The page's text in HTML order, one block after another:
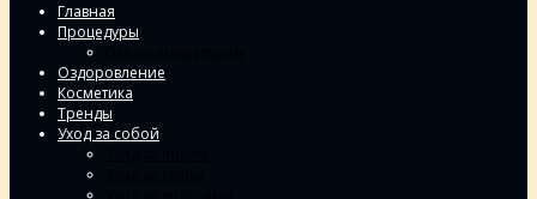
Главная
Процедуры
Оздоровление
Косметика
Тренды
Уход за собой